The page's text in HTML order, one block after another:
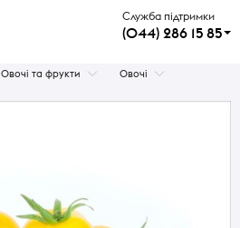
Служба підтримки
(044) 286 15 85
Овочі та фрукти Овочі